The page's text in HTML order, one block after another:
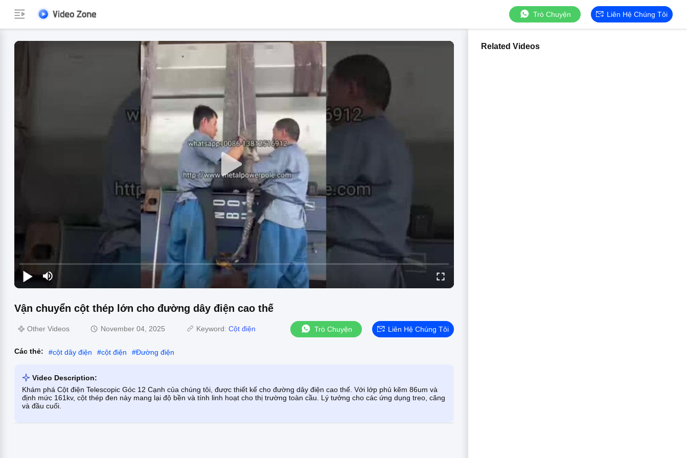
Trò Chuyện Liên Hệ Chúng Tôi
Vận chuyển cột thép lớn cho đường dây điện cao thế
Other Videos November 04, 2025 Keyword: Cột điện Trò Chuyện Liên Hệ Chúng Tôi
Các thẻ: #cột dây điện #cột điện #Đường điện
Video Description:
Khám phá Cột điện Telescopic Góc 12 Cạnh của chúng tôi, được thiết kế cho đường dây điện cao thế. Với lớp phủ kẽm 86um và
định mức 161kv, cột thép đen này mang lại độ bền và tính linh hoạt cho thị trường toàn cầu. Lý tưởng cho các ứng dụng treo, căng
và đầu cuối.
Related Videos